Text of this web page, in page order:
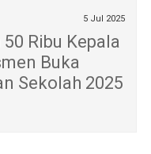
5 Jul 2025
Ribu Kepala
Buka
Sekolah 2025